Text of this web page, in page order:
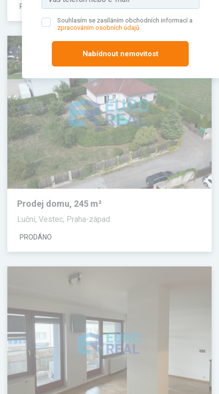
PRODÁNO
Prodej domu, 245 m²
Luční, Vestec, Praha-západ
PRODÁNO
Souhlasím se zasíláním obchodních informací a
zpracováním osobních údajů
Nabídnout nemovitost